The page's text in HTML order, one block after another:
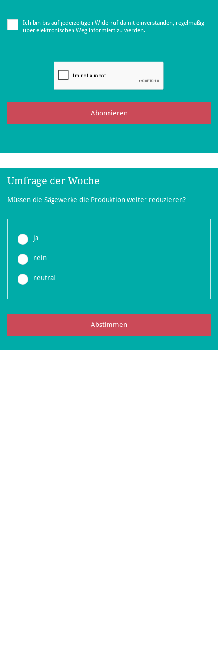
Ich bin bis auf jederzeitigen Widerruf damit einverstanden, regelmäßig
über elektronischen Weg informiert zu werden.
Abonnieren
Umfrage der Woche
Müssen die Sägewerke die Produktion weiter reduzieren?
ja
nein
neutral
Abstimmen